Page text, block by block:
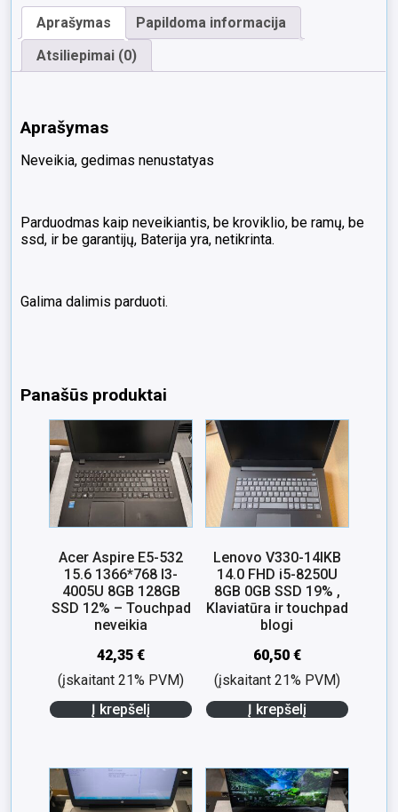
i5-
9300H
GTX
1660
Ti
-
Aprašymas
Papildoma informacija
Atsiliepimai (0)
Aprašymas
Neveikia, gedimas nenustatyas
Parduodmas kaip neveikiantis, be kroviklio, be ramų, be
ssd, ir be garantijų, Baterija yra, netikrinta.
Galima dalimis parduoti.
Panašūs produktai
Acer Aspire E5-532
15.6 1366*768 I3-
4005U 8GB 128GB
SSD 12% – Touchpad
neveikia
42,35€
(įskaitant 21% PVM)
Į krepšelį
Lenovo V330-14IKB
14.0 FHD i5-8250U
8GB 0GB SSD 19% ,
Klaviatūra ir touchpad
blogi
60,50 €
(įskaitant 21% PVM)
Į krepšelį